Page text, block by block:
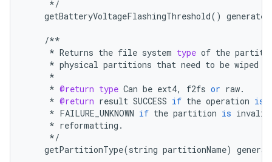
*/
getBatteryVoltageFlashingThreshold() generates
/**
* Returns the file system type of the
* physical partitions that need to be wiped
*
* @return type Can be ext4, f2fs or raw.
* @return result SUCCESS if the operation is
* FAILURE_UNKNOWN if the partition is invalid
* reformatting .
*/
getPartitionType(string partitionName)